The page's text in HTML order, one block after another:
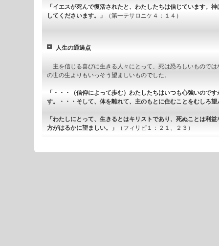
「イエスが死んで復活されたと、わたしたちは信じています。
してくださいます。」（第一テサロニケ４：１４）
人生の通過点
主を信じる喜びに生きる人々にとって、死は恐ろしいものでは
の世の生よりもいっそう望ましいものでした。
「・・・（信仰によって歩む）わたしたちはいつも心強いので
す。・・・そして、体を離れて、主のもとに住むことをむしろ望
「わたしにとって、生きるとはキリストであり、死ぬことは利
方がはるかに望ましい。」（フィリピ１：２１、２３）